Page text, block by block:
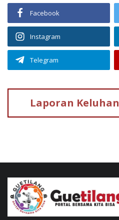
Facebook
Instagram
Telegram
Laporan Keluhan